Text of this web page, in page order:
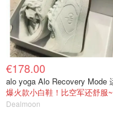
€178.00
爆火款小白鞋！比空军还舒服~
Dealmoon